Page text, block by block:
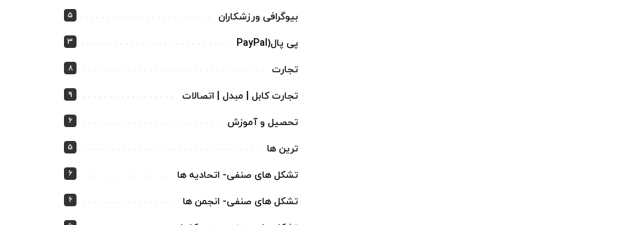
بیوگرافی ورزشکاران 5
پی پال(PayPal 3
تجارت 8
تجارت کابل | مبدل | اتصالات 9
تحصیل و آموزش 6
ترین ها 5
تشکل های صنفی- اتحادیه ها 6
تشکل های صنفی- انجمن ها 6